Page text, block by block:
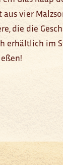
aus vier
die die
erhältlich im